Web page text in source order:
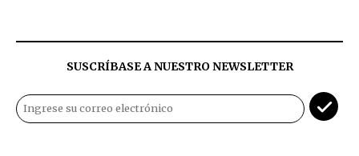
SUSCRÍBASE A NUESTRO NEWSLETTER